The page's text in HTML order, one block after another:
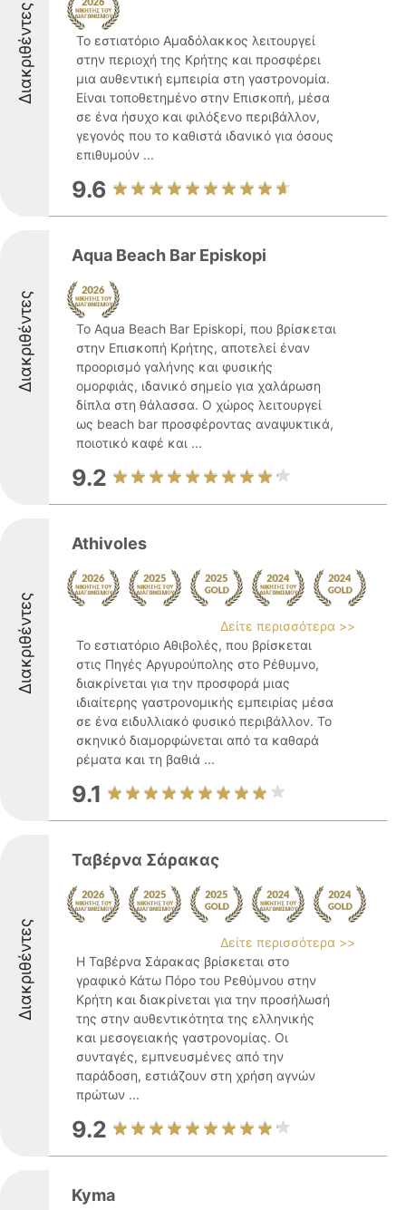
Διακριθέντες
Το εστιατόριο Αμαδόλακκος λειτουργεί
στην περιοχή της Κρήτης και προσφέρει
μια αυθεντική εμπειρία στη γαστρονομία.
Είναι τοποθετημένο στην Επισκοπή, μέσα
σε ένα ήσυχο και φιλόξενο περιβάλλον,
γεγονός που το καθιστά ιδανικό για όσους
επιθυμούν ...
9.6
Διακριθέντες
Aqua Beach Bar Episkopi
To Aqua Beach Bar Episkopi, που βρίσκεται
στην Επισκοπή Κρήτης, αποτελεί έναν
προορισμό γαλήνης και φυσικής
ομορφιάς, ιδανικό σημείο για χαλάρωση
δίπλα στη θάλασσα. Ο χώρος λειτουργεί
ως beach bar προσφέροντας αναψυκτικά,
ποιοτικό καφέ και ...
9.2
Διακριθέντες
Athivoles
Δείτε περισσότερα >>
Το εστιατόριο Αθιβολές, που βρίσκεται
στις Πηγές Αργυρούπολης στο Ρέθυμνο,
διακρίνεται για την προσφορά μιας
ιδιαίτερης γαστρονομικής εμπειρίας μέσα
σε ένα ειδυλλιακό φυσικό περιβάλλον. Το
σκηνικό διαμορφώνεται από τα καθαρά
ρέματα και τη βαθιά ...
9.1
Διακριθέντες
Ταβέρνα Σάρακας
Δείτε περισσότερα >>
Η Ταβέρνα Σάρακας βρίσκεται στο
γραφικό Κάτω Πόρο του Ρεθύμνου στην
Κρήτη και διακρίνεται για την προσήλωσή
της στην αυθεντικότητα της ελληνικής
και μεσογειακής γαστρονομίας. Οι
συνταγές, εμπνευσμένες από την
παράδοση, εστιάζουν στη χρήση αγνών
πρώτων ...
9.2
Kyma